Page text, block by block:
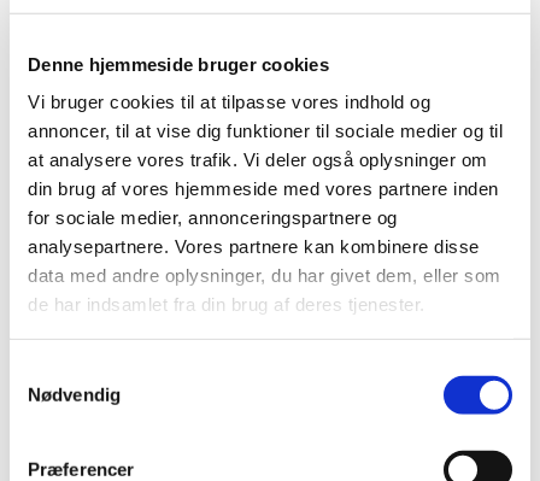
Denne hjemmeside bruger cookies
Vi bruger cookies til at tilpasse vores indhold og
annoncer, til at vise dig funktioner til sociale medier og til
at analysere vores trafik. Vi deler også oplysninger om
din brug af vores hjemmeside med vores partnere inden
for sociale medier, annonceringspartnere og
analysepartnere. Vores partnere kan kombinere disse
data med andre oplysninger, du har givet dem, eller som
de har indsamlet fra din brug af deres tjenester.
Nødvendig
Præferencer
2020 (263)
2018 (150)
2017 (167)
2016 (167)
2015 (33)
2014 (44)
december (3)
november (3)
oktober (1)
september (7)
juli (2)
maj (2)